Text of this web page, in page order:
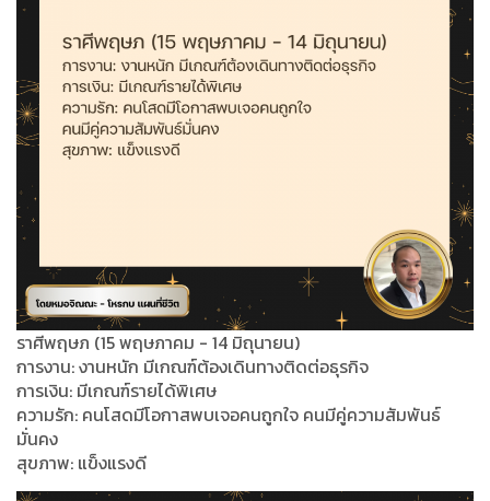
ราศีพฤษภ (15 พฤษภาคม - 14 มิถุนายน)
การงาน: งานหนัก มีเกณฑ์ต้องเดินทางติดต่อธุรกิจ
การเงิน: มีเกณฑ์รายได้พิเศษ
ความรัก: คนโสดมีโอกาสพบเจอคนถูกใจ คนมีคู่ความสัมพันธ์
มั่นคง
สุขภาพ: แข็งแรงดี